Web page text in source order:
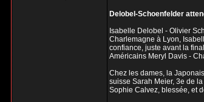
Delobel-Schoenfelder
Isabelle Delobel - Olivier
Charlemagne à Lyon,
confiance, juste avant la
Américains Meryl Davis -
Chez les dames, la
suisse Sarah Meier, 3e de
Sophie Calvez, blessée, et